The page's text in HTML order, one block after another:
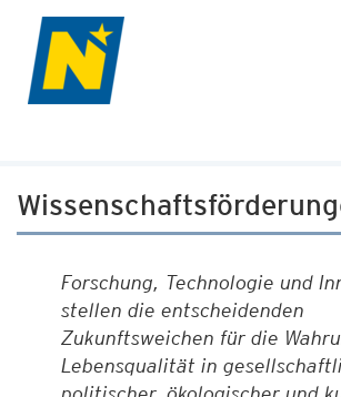
Forschung, Technologie und
stellen die entscheidenden
Zukunftsweichen für die
Lebensqualität in